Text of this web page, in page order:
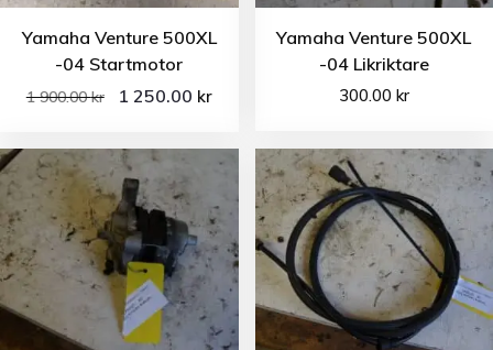
Yamaha Venture 500XL
-04 Startmotor
1 900.00kr 1 250.00 kr
Yamaha Venture 500XL
-04 Likriktare
300.00 kr